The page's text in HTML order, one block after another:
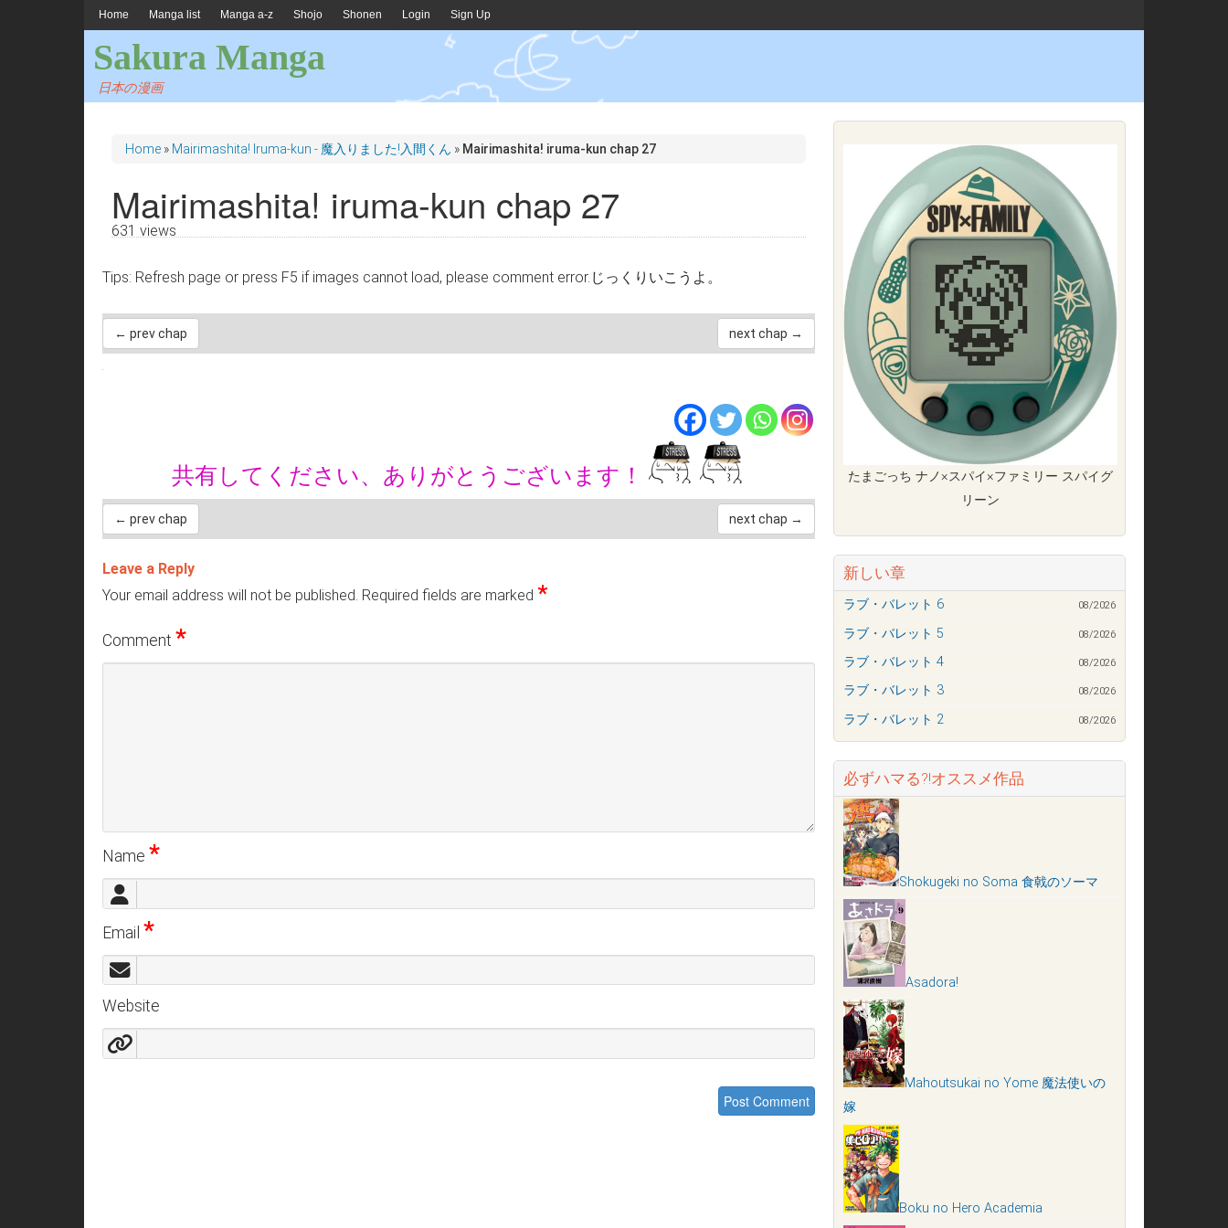
Home Manga list Manga a-z Shojo Shonen Login Sign Up
Sakura Manga
日本の漫画
Home » Mairimashita! Iruma-kun - 魔入りました!入間くん » Mairimashita! iruma-kun chap 27
Mairimashita! iruma-kun chap 27
631 views
Tips: Refresh page or press F5 if images cannot load, please comment error.じっくりいこうよ。
← prev chap next chap →
共有してください、ありがとうございます！
← prev chap next chap →
Leave a Reply
Your email address will not be published. Required fields are marked *
Comment *
Name *
Email *
Website
たまごっち ナノ×スパイ×ファミリー スパイグ
リーン
新しい章
ラブ・バレット 6 08/2026
ラブ・バレット 5 08/2026
ラブ・バレット 4 08/2026
ラブ・バレット 3 08/2026
ラブ・バレット 2 08/2026
必ずハマる?!オススメ作品
Shokugeki no Soma 食戟のソーマ
Asadora!
Mahoutsukai no Yome 魔法使いの
嫁
Boku no Hero Academia